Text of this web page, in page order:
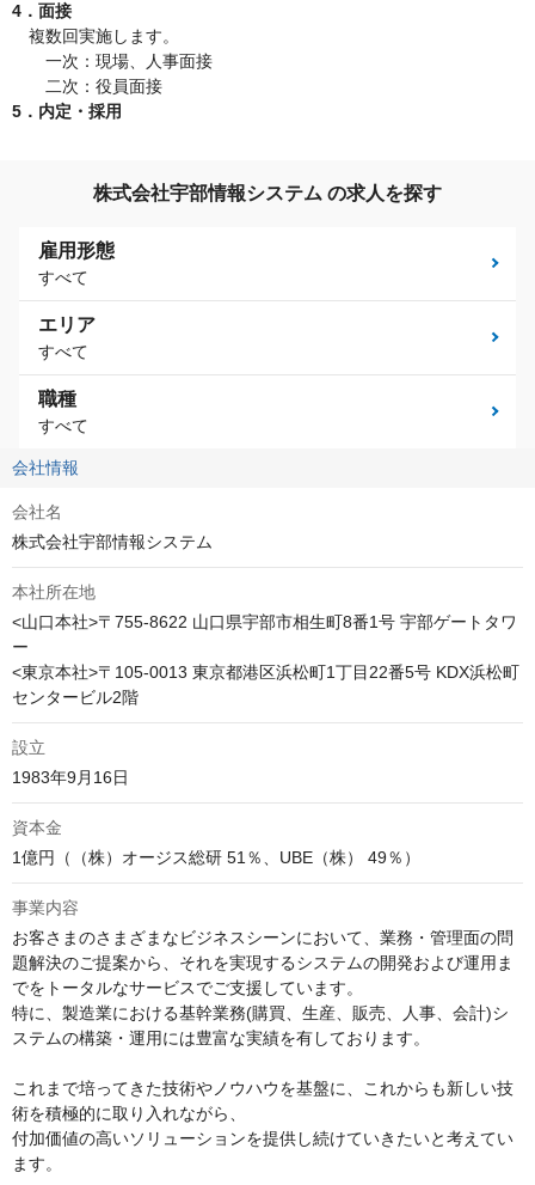
4．面接
複数回実施します。
一次：現場、人事面接
二次：役員面接
5．内定・採用
株式会社宇部情報システム の求人を探す
雇用形態
すべて
エリア
すべて
職種
すべて
会社情報
会社名
株式会社宇部情報システム
本社所在地
<山口本社>〒755-8622 山口県宇部市相生町8番1号 宇部ゲートタワ
ー
<東京本社>〒105-0013 東京都港区浜松町1丁目22番5号 KDX浜松町
設立
1983年9月16日
資本金
1億円（（株）オージス総研 51％、UBE（株） 49％）
事業内容
お客さまのさまざまなビジネスシーンにおいて、業務・管理面の問
題解決のご提案から、それを実現するシステムの開発および運用ま
でをトータルなサービスでご支援しています。
特に、製造業における基幹業務(購買、生産、販売、人事、会計)シ
ステムの構築・運用には豊富な実績を有しております。
これまで培ってきた技術やノウハウを基盤に、これからも新しい技
術を積極的に取り入れながら、
付加価値の高いソリューションを提供し続けていきたいと考えてい
ます。